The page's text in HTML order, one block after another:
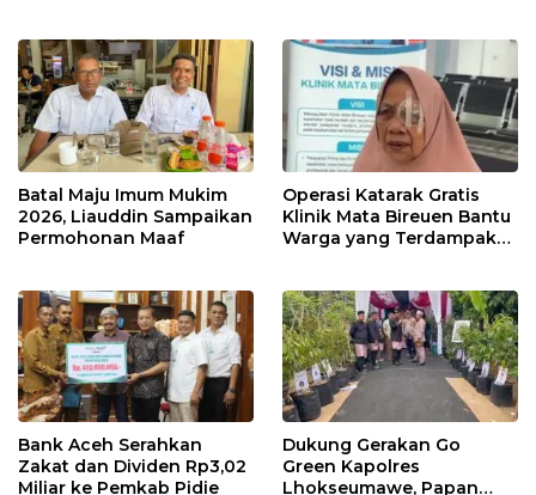
Batal Maju Imum Mukim
2026, Liauddin Sampaikan
Permohonan Maaf
Operasi Katarak Gratis
Klinik Mata Bireuen Bantu
Warga yang Terdampak
Bank Aceh Serahkan
Zakat dan Dividen Rp3,02
Miliar ke Pemkab Pidie
Dukung Gerakan Go
Green Kapolres
Lhokseumawe, Papan